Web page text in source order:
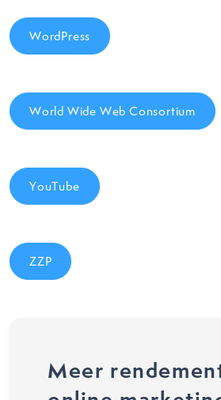
WordPress
World Wide Web Consortium
YouTube
ZZP
Meer